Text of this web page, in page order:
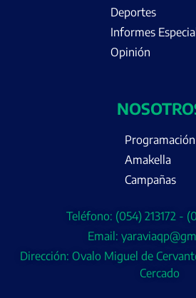
Deportes
Informes
Opinión
Programación
Amakella
Campañas
Teléfono: (054) 213172 -
Email:
Dirección: Ovalo Miguel de
Cercado